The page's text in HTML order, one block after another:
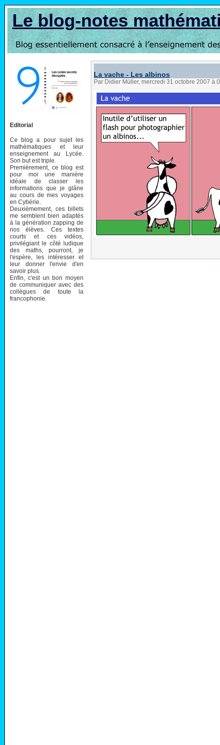
Le blog-notes
Editorial
Ce blog a pour sujet les
mathématiques et leur
enseignement au Lycée.
Son but est triple.
Premièrement, ce blog est
pour moi une manière
idéale de classer les
informations que je glâne
au cours de mes voyages
en Cybérie.
Deuxièmement, ces billets
me semblent bien adaptés
à la génération zapping de
nos élèves. Ces textes
courts et ces vidéos,
privilégiant le côté ludique
des maths, pourront, je
l'espère, les intéresser et
leur donner l'envie d'en
savoir plus.
Enfin, c'est un bon moyen
de communiquer avec des
collègues de toute la
francophonie.
La vache - Les albinos
Par Didier Müller, mercredi 31 octobre 2007 à